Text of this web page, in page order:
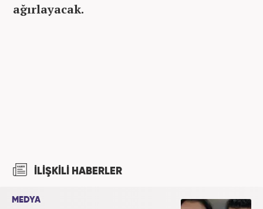
ağırlayacak.
İLİŞKİLİ HABERLER
MEDYA